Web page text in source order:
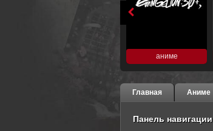
аниме
Главная Аниме
Панель навигации